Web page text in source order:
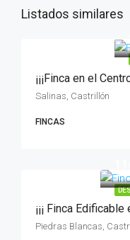
Listados similares
¡¡¡Finca en el
Salinas, Castrillón
FINCAS
¡¡¡ Finca
Piedras Blancas,